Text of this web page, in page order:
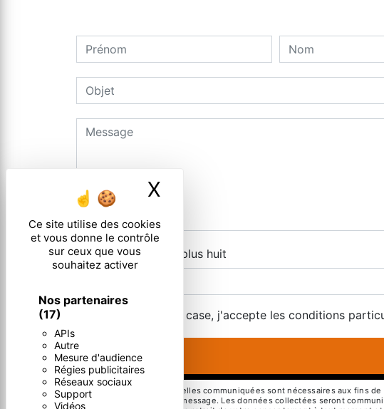
Ce site utilise des cookies
et vous donne le contrôle
sur ceux que vous
souhaitez activer
Nos partenaires
(17)
APIs
Autre
Mesure d'audience
Régies publicitaires
Réseaux sociaux
Support
Vidéos
X
Combien font neuf plus huit
En cochant cette case, j'accepte les conditions
** Les données personnelles communiquées sont nécessaires aux fins
but de répondre à votre message. Les données collectées seront